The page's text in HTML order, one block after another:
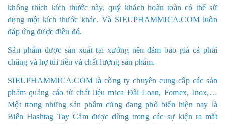
không thích kích thước này, quý khách hoàn toàn có thể sử
dụng một kích thước khác. Và SIEUPHAMMICA.COM luôn
đáp ứng được điều đó.
Sản phẩm được sản xuất tại xưởng nên đảm bảo giá cả phải
chăng và hợ túi tiền và chất lượng sản phẩm.
SIEUPHAMMICA.COM là công ty chuyên cung cấp các sản
phẩm quảng cáo từ chất liệu mica Đài Loan, Fomex, Inox,…
Một trong những sản phẩm cũng đang phổ biển hiện nay là
Biển Hashtag Tay Cầm được dùng trong các sự kiện ra mắt